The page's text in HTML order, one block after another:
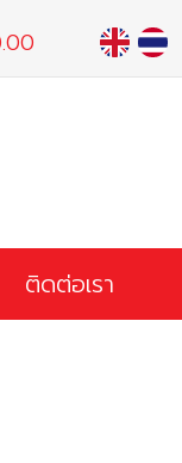
ENGLISH
ไทย
ติดต่อเรา